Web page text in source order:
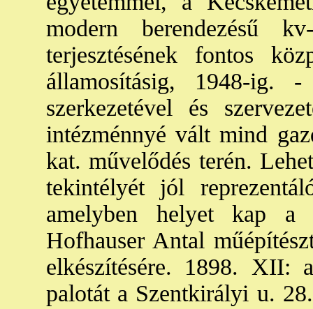
modern berendezésű
terjesztésének fontos
államosításig, 1948-ig.
szerkezetével és
intézménnyé vált mind
kat. művelődés terén.
tekintélyét jól
amelyben helyet kap a
Hofhauser Antal
elkészítésére. 1898. XII:
palotát a Szentkirályi u.